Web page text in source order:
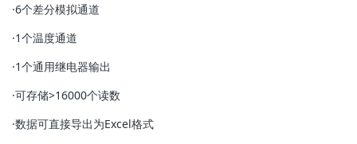
·6个差分模拟通道
·1个温度通道
·1个通用继电器输出
·可存储>16000个读数
·数据可直接导出为Excel格式